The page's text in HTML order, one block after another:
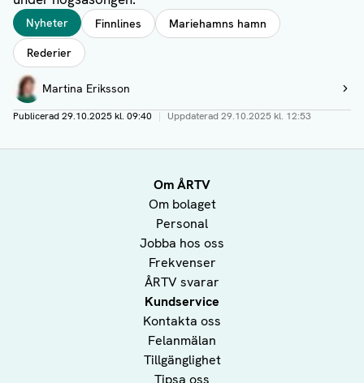
Taggar
Nyheter Finnlines
Mariehamns hamn
Rederier
Författare
Martina Eriksson
Visa profil
Publicerad29.10.2025 kl. 09:40 | Uppdaterad29.10.2025 kl. 12:53
Om ÅRTV
Om bolaget
Personal
Jobba hos oss
Frekvenser
ÅRTV svarar
Kundservice
Kontakta oss
Felanmälan
Tillgänglighet